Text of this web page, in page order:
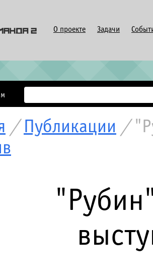
О проекте Задачи
/ Публикации /